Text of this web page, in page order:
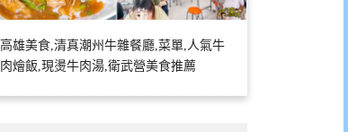
高雄美食,清真潮州牛雜餐廳,菜單,人氣牛
肉燴飯,現燙牛肉湯,衛武營美食推薦